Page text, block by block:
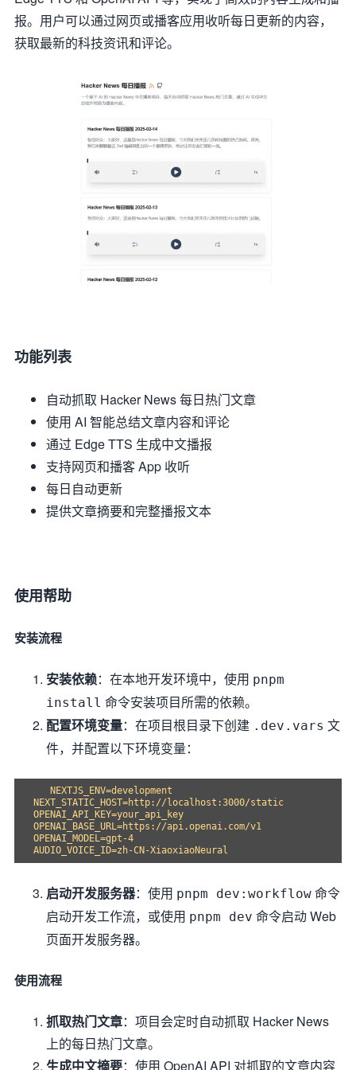
报。用户可以通过网页或播客应用收听每日更新的内容，
获取最新的科技资讯和评论。
功能列表
自动抓取 Hacker News 每日热门文章
使用 AI 智能总结文章内容和评论
通过 Edge TTS 生成中文播报
支持网页和播客 App 收听
每日自动更新
提供文章摘要和完整播报文本
使用帮助
安装流程
安装依赖：在本地开发环境中，使用 pnpm
install 命令安装项目所需的依赖。
配置环境变量：在项目根目录下创建 .dev.vars 文
件，并配置以下环境变量：
   NEXTJS_ENV=development
NEXT_STATIC_HOST=http://localhost:3000/static
OPENAI_API_KEY=your_api_key
OPENAI_BASE_URL=https://api.openai.com/v1
OPENAI_MODEL=gpt-4
启动开发服务器：使用 pnpm dev:workflow 命令
启动开发工作流，或使用 pnpm dev 命令启动 Web
页面开发服务器。
使用流程
抓取热门文章：项目会定时自动抓取 Hacker News
上的每日热门文章。
生成中文摘要：使用 OpenAI API 对抓取的文章内容